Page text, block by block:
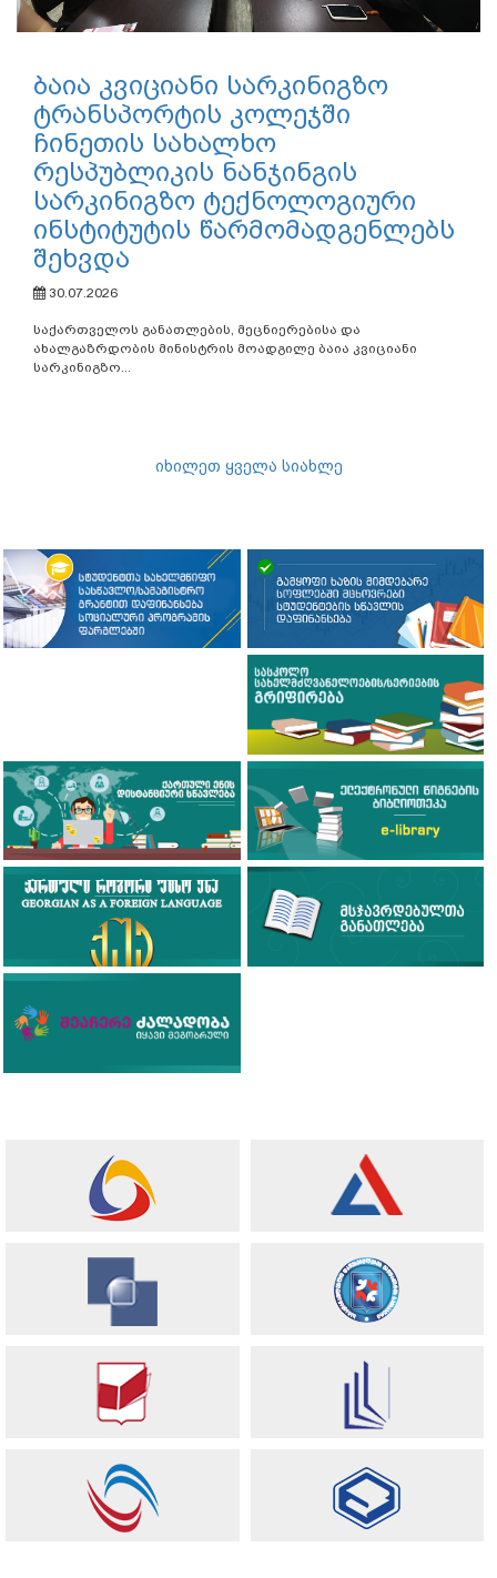
ბაია კვიციანი სარკინიგზო
ტრანსპორტის კოლეჯში
ჩინეთის სახალხო
რესპუბლიკის ნანჯინგის
სარკინიგზო ტექნოლოგიური
ინსტიტუტის წარმომადგენლებს
შეხვდა
30.07.2026
საქართველოს განათლების, მეცნიერებისა და
ახალგაზრდობის მინისტრის მოადგილე ბაია კვიციანი
სარკინიგზო...
იხილეთ ყველა სიახლე